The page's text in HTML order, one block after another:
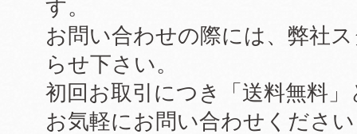
す。
お問い合わせの際には、弊社
らせ下さい。
初回お取引につき「送料無料
お気軽にお問い合わせくださ